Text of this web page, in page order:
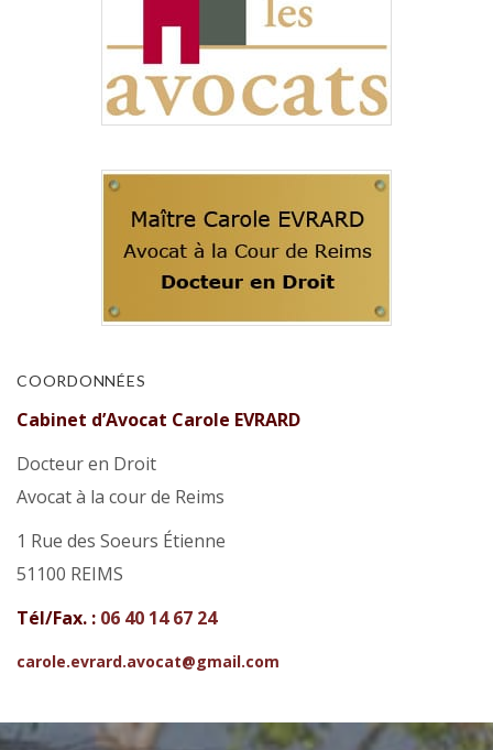
COORDONNÉES
Cabinet d’Avocat Carole EVRARD
Docteur en Droit
Avocat à la cour de Reims
1 Rue des Soeurs Étienne
51100 REIMS
Tél/Fax. : 06 40 14 67 24
carole.evrard.avocat@gmail.com